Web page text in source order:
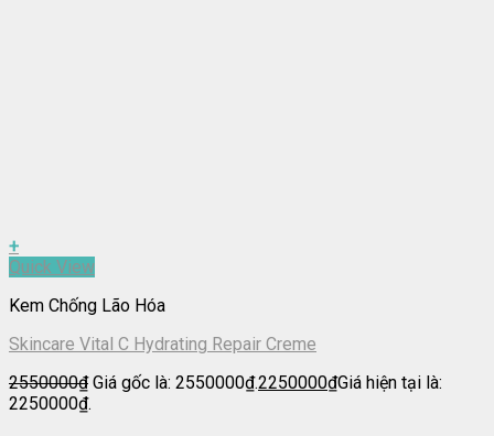
+
Quick View
Kem Chống Lão Hóa
Skincare Vital C Hydrating Repair Creme
2550000₫ Giá gốc là: 2550000₫.2250000₫Giá hiện tại là:
2250000₫.